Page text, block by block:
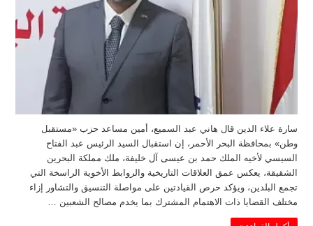
سارة علاء الدين قال هاني عبد السميع، أمين مساعد حزب «مستقبل
وطن» بمحافظة البحر الأحمر، إن استقبال السيد الرئيس عبد الفتاح
السيسي لأخيه الملك حمد بن عيسى آل خليفة، ملك مملكة البحرين
الشقيقة، يعكس عمق العلاقات التاريخية والروابط الأخوية الراسخة التي
تجمع البلدين، ويؤكد حرص القيادتين على مواصلة التنسيق والتشاور إزاء
مختلف القضايا ذات الاهتمام المشترك بما يخدم مصالح الشعبين …